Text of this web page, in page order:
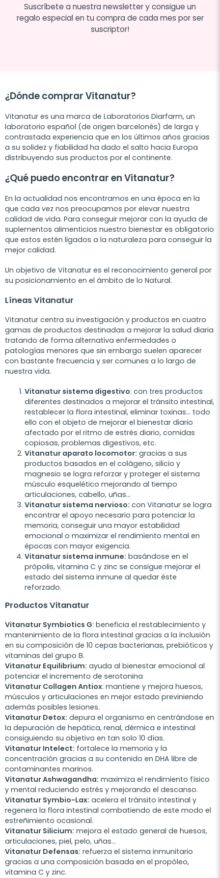
Suscríbete a nuestra newsletter y consigue un
regalo especial en tu compra de cada mes por ser
suscriptor!
¿Dónde comprar Vitanatur?
Vitanatur es una marca de Laboratorios Diarfarm, un
laboratorio español (de origen barcelonés) de larga y
contrastada experiencia que en los últimos años gracias
a su solidez y fiabilidad ha dado el salto hacia Europa
distribuyendo sus productos por el continente.
¿Qué puedo encontrar en Vitanatur?
En la actualidad nos encontramos en una época en la
que cada vez nos preocupamos por elevar nuestra
calidad de vida. Para conseguir mejorar con la ayuda de
suplementos alimenticios nuestro bienestar es obligatorio
que estos estén ligados a la naturaleza para conseguir la
mejor calidad.
Un objetivo de Vitanatur es el reconocimiento general por
su posicionamiento en el ámbito de lo Natural.
Líneas Vitanatur
Vitanatur centra su investigación y productos en cuatro
gamas de productos destinadas a mejorar la salud diaria
tratando de forma alternativa enfermedades o
patologías menores que sin embargo suelen aparecer
con bastante frecuencia y ser comunes a lo largo de
nuestra vida.
Vitanatur sistema digestivo: con tres productos
diferentes destinados a mejorar el tránsito intestinal,
restablecer la flora intestinal, eliminar toxinas… todo
ello con el objeto de mejorar el bienestar diario
afectado por el ritmo de estrés diario, comidas
copiosas, problemas digestivos, etc.
Vitanatur aparato locomotor: gracias a sus
productos basados en el colágeno, silicio y
magnesio se logra reforzar y proteger el sistema
músculo esquelético mejorando al tiempo
articulaciones, cabello, uñas…
Vitanatur sistema nervioso: con Vitanatur se logra
encontrar el apoyo necesario para potenciar la
memoria, conseguir una mayor estabilidad
emocional o maximizar el rendimiento mental en
épocas con mayor exigencia.
Vitanatur sistema inmune: basándose en el
própolis, vitamina C y zinc se consigue mejorar el
estado del sistema inmune al quedar éste
reforzado.
Productos Vitanatur
Vitanatur Symbiotics G: beneficia el restablecimiento y
mantenimiento de la flora intestinal gracias a la inclusión
en su composición de 10 cepas bacterianas, prebióticos y
vitaminas del grupo B.
Vitanatur Equilibrium: ayuda al bienestar emocional al
potenciar el incremento de serotonina
Vitanatur Collagen Antiox: mantiene y mejora huesos,
músculos y articulaciones en mejor estado previniendo
además posibles lesiones.
Vitanatur Detox: depura el organismo en centrándose en
la depuración de hepática, renal, dérmica e intestinal
consiguiendo su objetivo en tan solo 10 días.
Vitanatur Intelect: fortalece la memoria y la
concentración gracias a su contenido en DHA libre de
contaminantes marinos.
Vitanatur Ashwagandha: maximiza el rendimiento físico
y mental reduciendo estrés y mejorando el descanso.
Vitanatur Symbio-Lax: acelera el tránsito intestinal y
regenera la flora intestinal combatiendo de este modo el
estreñimiento ocasional.
Vitanatur Silicium: mejora el estado general de huesos,
articulaciones, piel, pelo, uñas…
Vitanatur Defensas: refuerza el sistema inmunitario
gracias a una composición basada en el propóleo,
vitamina C y zinc.